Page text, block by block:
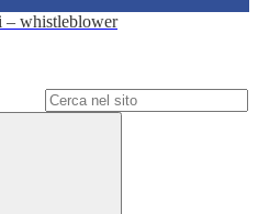
– whistleblower